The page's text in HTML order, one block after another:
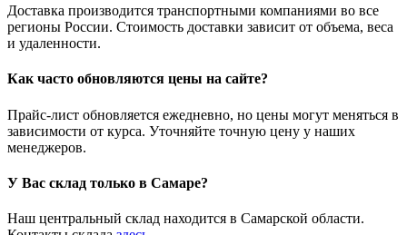
Доставка производится транспортными компаниями во все
регионы России. Стоимость доставки зависит от объема, веса
и удаленности.
Как часто обновляются цены на сайте?
Прайс-лист обновляется ежедневно, но цены могут меняться в
зависимости от курса. Уточняйте точную цену у наших
менеджеров.
У Вас склад только в Самаре?
Наш центральный склад находится в Самарской области.